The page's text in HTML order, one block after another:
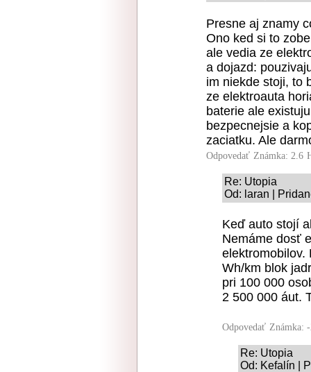
Presne aj znamy
Ono ked si to
ale vedia ze
a dojazd:
im niekde stoji, to
ze elektroauta
baterie ale
bezpecnejsie a
zaciatku. Ale
Odpovedať Známka: 2.6
Re: Utopia
Od: laran |
Keď auto stojí
Nemáme dosť
elektromobilov.
Wh/km blok
pri 100 000
2 500 000 áut.
Odpovedať Známka:
Re: Utopia
Od: Kefalín |